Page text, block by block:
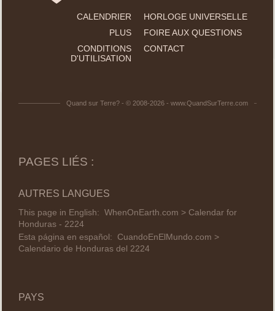
CALENDRIER
HORLOGE UNIVERSELLE
PLUS
FOIRE AUX QUESTIONS
CONDITIONS
D'UTILISATION
CONTACT
Quand sur Terre? - © 2008-2026 - www.QuandSurTerre.com
PAGES LIÉS :
AUTRES LANGUES
This page in English: WhenOnEarth.com > Calendar for
Honduras - 2224
Esta página en español: CuandoEnElMundo.com >
Calendario de Honduras del 2224
PAYS